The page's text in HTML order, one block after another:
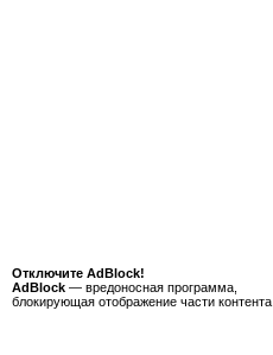
Отключите AdBlock!
AdBlock — вредоносная программа,
блокирующая отображение части контента.